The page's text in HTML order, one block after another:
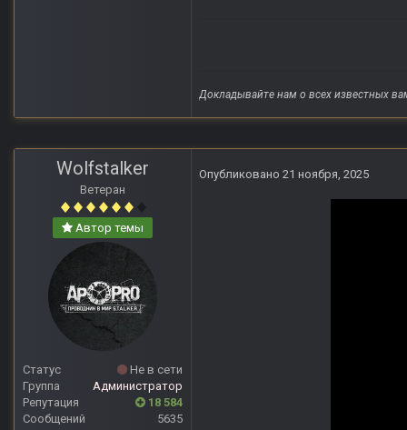
Докладывайте нам о всех известных
Wolfstalker
Ветеран
Автор темы
Статус
Не в сети
Группа
Администратор
Репутация
18 584
Сообщений
5635
Опубликовано 21 ноября, 2025